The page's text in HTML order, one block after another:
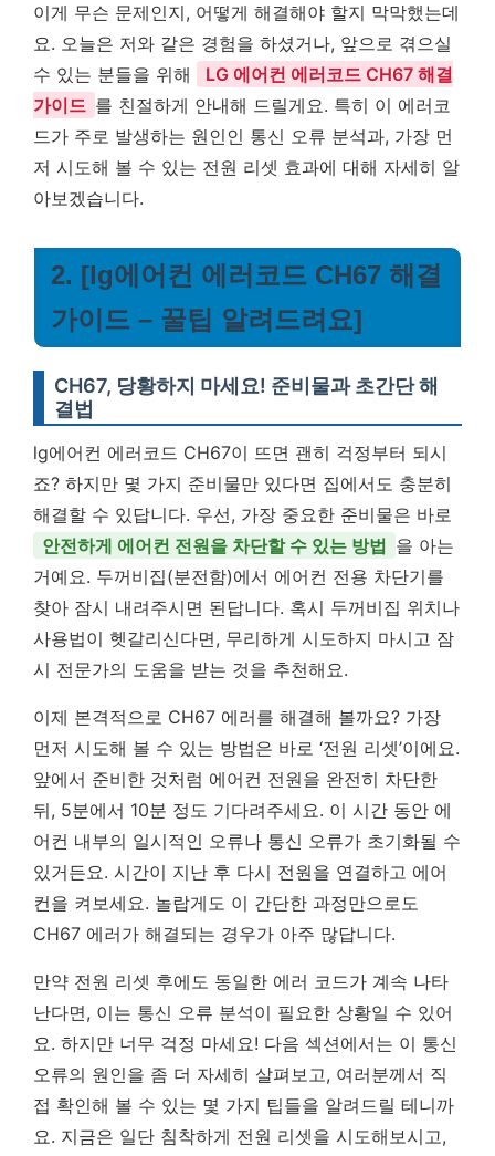
이게 무슨 문제인지, 어떻게 해결해야 할지 막막했는데
요. 오늘은 저와 같은 경험을 하셨거나, 앞으로 겪으실
수 있는 분들을 위해
LG 에어컨 에러코드 CH67 해결
가이드 를 친절하게 안내해 드릴게요. 특히 이 에러코
드가 주로 발생하는 원인인 통신 오류 분석과, 가장 먼
저 시도해 볼 수 있는 전원 리셋 효과에 대해 자세히 알
아보겠습니다.
2. [lg에어컨 에러코드 CH67 해결
가이드 – 꿀팁 알려드려요]
CH67, 당황하지 마세요! 준비물과 초간단 해
결법
lg에어컨 에러코드 CH67이 뜨면 괜히 걱정부터 되시
죠? 하지만 몇 가지 준비물만 있다면 집에서도 충분히
해결할 수 있답니다. 우선, 가장 중요한 준비물은 바로
안전하게 에어컨 전원을 차단할 수 있는 방법 을 아는
거예요. 두꺼비집(분전함)에서 에어컨 전용 차단기를
찾아 잠시 내려주시면 된답니다. 혹시 두꺼비집 위치나
사용법이 헷갈리신다면, 무리하게 시도하지 마시고 잠
시 전문가의 도움을 받는 것을 추천해요.
이제 본격적으로 CH67 에러를 해결해 볼까요? 가장
먼저 시도해 볼 수 있는 방법은 바로 ‘전원 리셋’이에요.
앞에서 준비한 것처럼 에어컨 전원을 완전히 차단한
뒤, 5분에서 10분 정도 기다려주세요. 이 시간 동안 에
어컨 내부의 일시적인 오류나 통신 오류가 초기화될 수
있거든요. 시간이 지난 후 다시 전원을 연결하고 에어
컨을 켜보세요. 놀랍게도 이 간단한 과정만으로도
CH67 에러가 해결되는 경우가 아주 많답니다.
만약 전원 리셋 후에도 동일한 에러 코드가 계속 나타
난다면, 이는 통신 오류 분석이 필요한 상황일 수 있어
요. 하지만 너무 걱정 마세요! 다음 섹션에서는 이 통신
오류의 원인을 좀 더 자세히 살펴보고, 여러분께서 직
접 확인해 볼 수 있는 몇 가지 팁들을 알려드릴 테니까
요. 지금은 일단 침착하게 전원 리셋을 시도해보시고,